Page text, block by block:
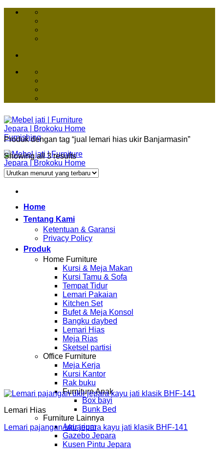
Skip
Home
Tentang Kami
Ketentuan & Garansi
Privacy Policy
Produk
Home Furniture
Kursi & Meja Makan
Kursi Tamu & Sofa
Tempat Tidur
Lemari Pakaian
Kitchen Set
Bufet & Meja Konsol
Bangku daybed
Lemari Hias
Meja Rias
Sketsel partisi
Office Furniture
Meja Kerja
Kursi Kantor
Rak buku
Furniture Anak
Box bayi
Bunk Bed
Furniture Lainnya
Aquarium
Gazebo Jepara
Kusen Pintu Jepara
Produk dengan tag “jual lemari hias ukir Banjarmasin”
Showing all 3 results
Lemari Hias
Lemari pajangan ukir jepara kayu jati klasik BHF-141